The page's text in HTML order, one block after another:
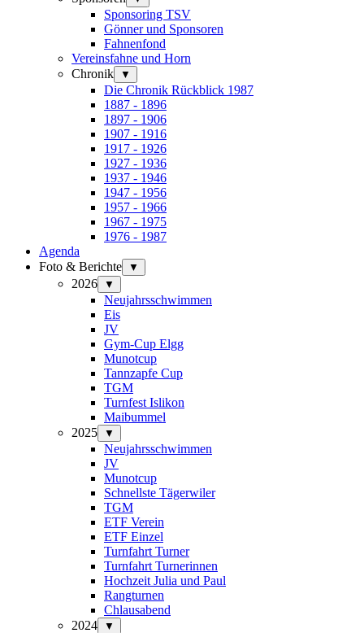
Sponsoring TSV
Gönner und Sponsoren
Fahnenfond
Vereinsfahne und Horn
Chronik
▼
Die Chronik Rückblick 1987
1887 - 1896
1897 - 1906
1907 - 1916
1917 - 1926
1927 - 1936
1937 - 1946
1947 - 1956
1957 - 1966
1967 - 1975
1976 - 1987
Agenda
Foto & Berichte
▼
2026 ▼
Neujahrsschwimmen
Eis
JV
Gym-Cup Elgg
Munotcup
Tannzapfe Cup
TGM
Turnfest Islikon
Maibummel
2025
▼
Neujahrsschwimmen
JV
Munotcup
Schnellste Tägerwiler
TGM
ETF Verein
ETF Einzel
Turnfahrt Turner
Turnfahrt Turnerinnen
Hochzeit Julia und Paul
Rangturnen
Chlausabend
2024
▼